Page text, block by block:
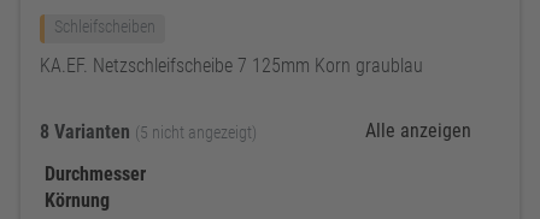
Schleifscheiben
KA.EF. Netzschleifscheibe 7 125mm Korn graublau
8 Varianten (5 nicht angezeigt)
Alle anzeigen
Durchmesser
Körnung